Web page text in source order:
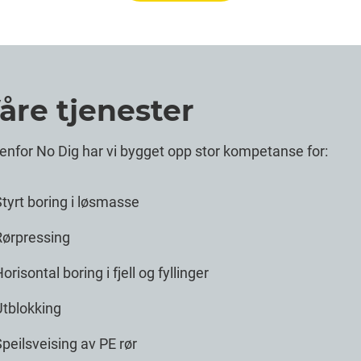
tjenester
No Dig har vi bygget opp stor kompetanse for:
boring i løsmasse
boring i fjell og fyllinger
av PE rør